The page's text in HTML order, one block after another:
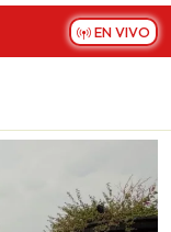
EN VIVO